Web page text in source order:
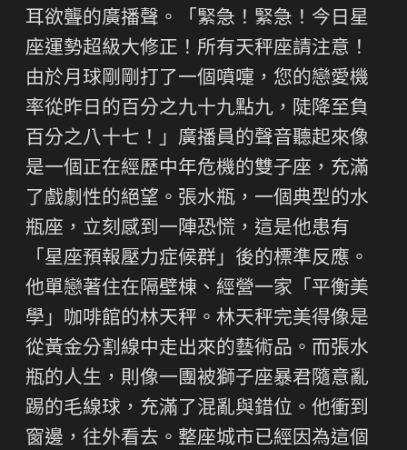
耳欲聾的廣播聲。「緊急！緊急！今日星
座運勢超級大修正！所有天秤座請注意！
由於月球剛剛打了一個噴嚏，您的戀愛機
率從昨日的百分之九十九點九，陡降至負
百分之八十七！」廣播員的聲音聽起來像
是一個正在經歷中年危機的雙子座，充滿
了戲劇性的絕望。張水瓶，一個典型的水
瓶座，立刻感到一陣恐慌，這是他患有
「星座預報壓力症候群」後的標準反應。
他單戀著住在隔壁棟、經營一家「平衡美
學」咖啡館的林天秤。林天秤完美得像是
從黃金分割線中走出來的藝術品。而張水
瓶的人生，則像一團被獅子座暴君隨意亂
踢的毛線球，充滿了混亂與錯位。他衝到
窗邊，往外看去。整座城市已經因為這個